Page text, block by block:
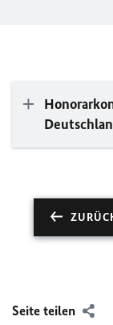
Seite teilen